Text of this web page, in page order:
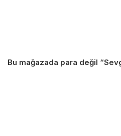
Bu mağazada para değil